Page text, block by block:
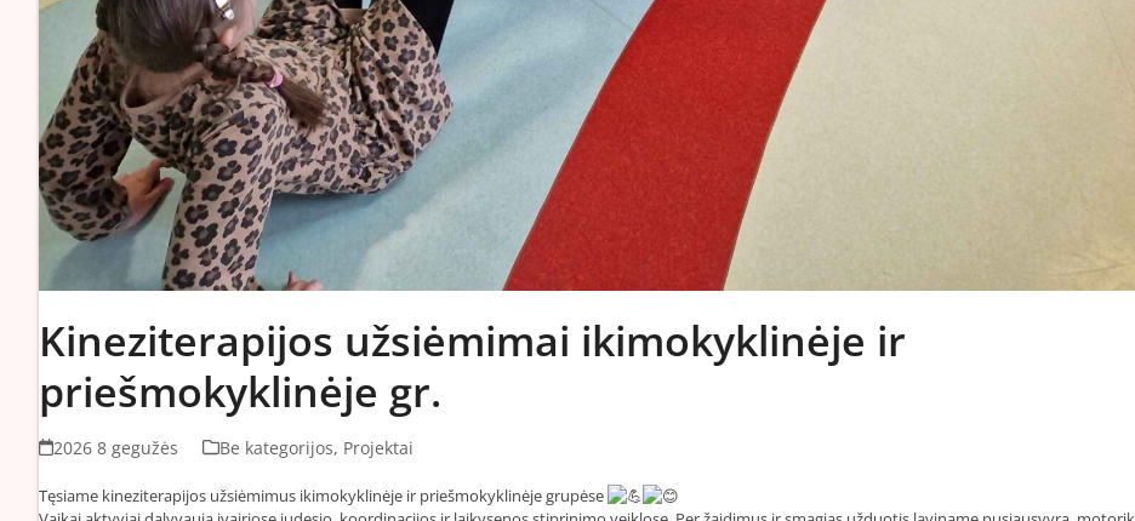
Kineziterapijos užsiėmimai ikimokyklinėje ir
priešmokyklinėje gr.
2026 8 gegužės Be kategorijos, Projektai
Tęsiame kineziterapijos užsiėmimus ikimokyklinėje ir priešmokyklinėje grupėse